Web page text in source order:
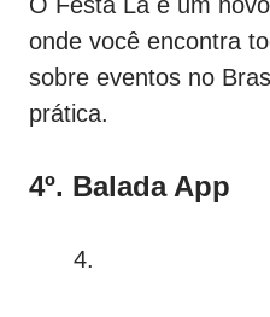
onde você encontra
sobre eventos no
prática.
4º. Balada App